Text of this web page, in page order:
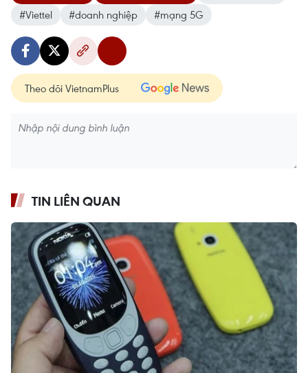
#Viettel #doanh nghiệp #mạng 5G
Theo dõi VietnamPlus
TIN LIÊN QUAN